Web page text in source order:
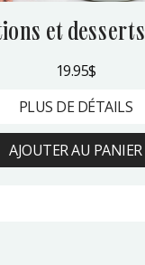
et
19.95$
PLUS DE DÉTAILS
AJOUTER AU PANIER